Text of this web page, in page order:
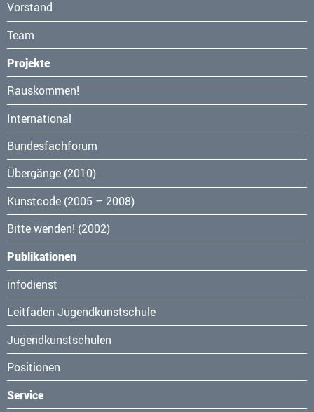
Vorstand
Team
Projekte
Navigation
überspringen
Rauskommen!
International
Bundesfachforum
Übergänge (2010)
Kunstcode (2005 – 2008)
Bitte wenden! (2002)
Publikationen
Navigation
überspringen
infodienst
Leitfaden Jugendkunstschule
Jugendkunstschulen
Positionen
Service